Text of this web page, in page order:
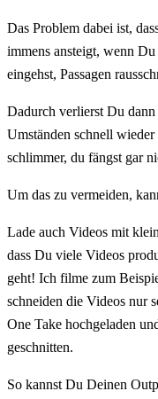
Das Problem dabei ist,
immens ansteigt, wenn
eingehst, Passagen
Dadurch verlierst Du
Umständen schnell
schlimmer, du fängst gar
Um das zu vermeiden,
Lade auch Videos mit
dass Du viele Videos
geht! Ich filme zum
schneiden die Videos nur
One Take hochgeladen
geschnitten.
So kannst Du Deinen